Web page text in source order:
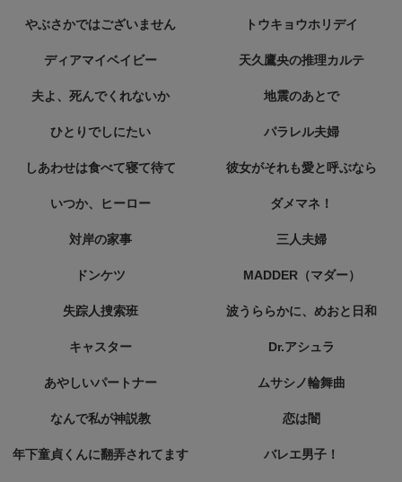
やぶさかではございません トウキョウホリデイ
ディアマイベイビー 天久鷹央の推理カルテ
夫よ、死んでくれないか 地震のあとで
ひとりでしにたい パラレル夫婦
しあわせは食べて寝て待て 彼女がそれも愛と呼ぶなら
いつか、ヒーロー ダメマネ！
対岸の家事 三人夫婦
ドンケツ MADDER（マダー）
失踪人捜索班 波うららかに、めおと日和
キャスター Dr.アシュラ
あやしいパートナー ムサシノ輪舞曲
なんで私が神説教 恋は闇
年下童貞くんに翻弄されてます バレエ男子！